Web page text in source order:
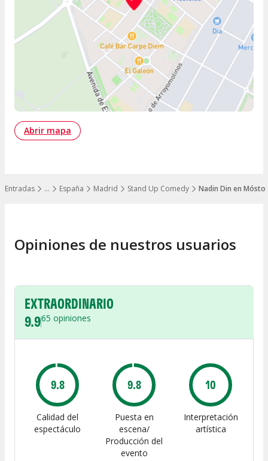
…
Mostrar todos los niveles
Entradas España Madrid Stand Up Comedy Nadin Din en
Abrir mapa
Opiniones de nuestros usuarios
EXTRAORDINARIO
9.965 opiniones
9.8
Calidad del
espectáculo
9.8
Puesta en
escena/
Producción del
evento
10
Interpretación
artística